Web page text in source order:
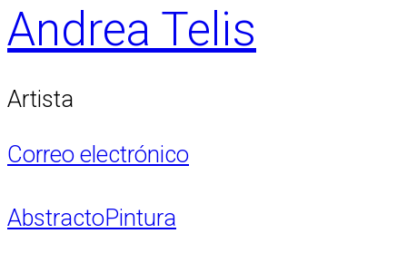
Andrea Telis
Artista
Correo electrónico
AbstractoPintura